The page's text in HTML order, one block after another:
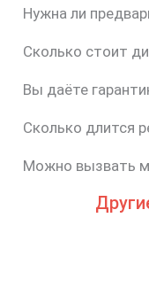
Нужна ли
Сколько стоит
Вы даёте
Сколько длится
Можно вызвать